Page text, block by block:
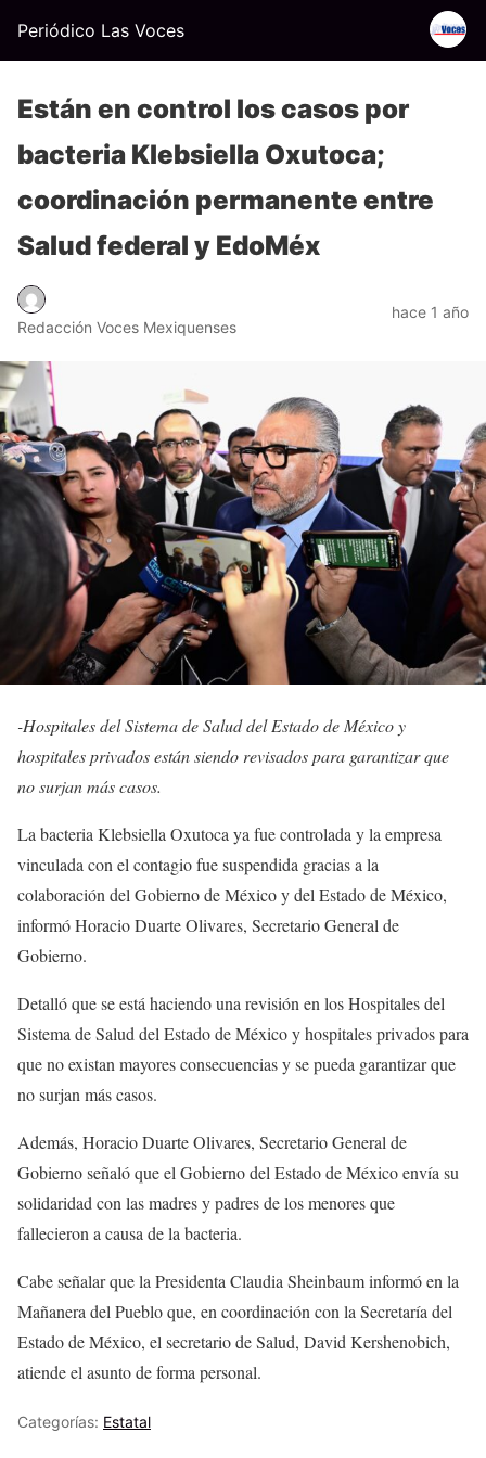
Periódico Las Voces
Están en control los casos por
bacteria Klebsiella Oxutoca;
coordinación permanente entre
Salud federal y EdoMéx
Redacción Voces Mexiquenses
hace 1 año
-Hospitales del Sistema de Salud del Estado de México y
hospitales privados están siendo revisados para garantizar que
no surjan más casos.
La bacteria Klebsiella Oxutoca ya fue controlada y la empresa
vinculada con el contagio fue suspendida gracias a la
colaboración del Gobierno de México y del Estado de México,
informó Horacio Duarte Olivares, Secretario General de
Gobierno.
Detalló que se está haciendo una revisión en los Hospitales del
Sistema de Salud del Estado de México y hospitales privados para
que no existan mayores consecuencias y se pueda garantizar que
no surjan más casos.
Además, Horacio Duarte Olivares, Secretario General de
Gobierno señaló que el Gobierno del Estado de México envía su
solidaridad con las madres y padres de los menores que
fallecieron a causa de la bacteria.
Cabe señalar que la Presidenta Claudia Sheinbaum informó en la
Mañanera del Pueblo que, en coordinación con la Secretaría del
Estado de México, el secretario de Salud, David Kershenobich,
atiende el asunto de forma personal.
Categorías: Estatal